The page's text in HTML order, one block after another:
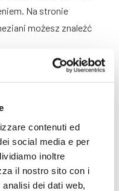
contenuti ed
social media e per
inoltre
il nostro sito con i
dei dati web,
Na stronie
możesz znaleźć
Collection
od 80 € wzwyż. Tańszą
Wenecjanie
prom, który przecina
San Tomà, San
San Marco;